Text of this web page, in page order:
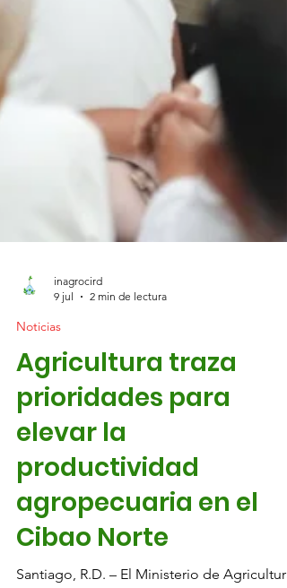
9 jul
Noticias
Agricultura traza
prioridades para
elevar la
productividad
agropecuaria en el
Cibao Norte